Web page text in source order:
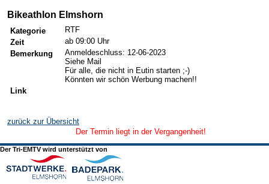
Bikeathlon Elmshorn
Kategorie
RTF
Zeit
ab 09:00 Uhr
Bemerkung
Anmeldeschluss: 12-06-2023
Siehe Mail
Für alle, die nicht in Eutin starten ;-)
Könnten wir schön Werbung machen!!
Link
zurück zur Übersicht
Der Termin liegt in der Vergangenheit!
Der Tri-EMTV wird unterstützt von